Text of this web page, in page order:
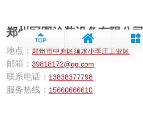
郑州冠图涂装设备有限公司
地点：郑州市中原区须水小李庄工业区
邮箱：39818172@qq.com
联系电话： 13838377798
服务热线： 15660666610